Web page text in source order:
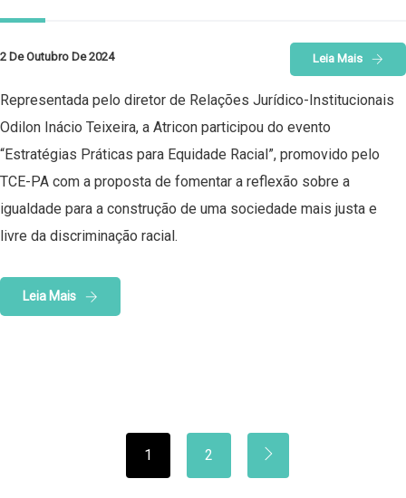
2 De Outubro De 2024 Leia Mais
Representada pelo diretor de Relações Jurídico-Institucionais
Odilon Inácio Teixeira, a Atricon participou do evento
“Estratégias Práticas para Equidade Racial”, promovido pelo
TCE-PA com a proposta de fomentar a reflexão sobre a
igualdade para a construção de uma sociedade mais justa e
livre da discriminação racial.
Leia Mais
1 2